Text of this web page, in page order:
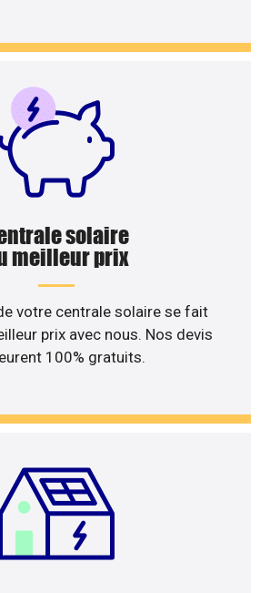
solaire
meilleur prix
votre centrale solaire se fait
prix avec nous. Nos devis
100% gratuits.